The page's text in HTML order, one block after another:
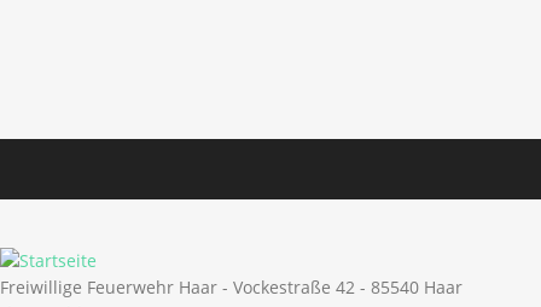
Freiwillige Feuerwehr Haar - Vockestraße 42 - 85540 Haar